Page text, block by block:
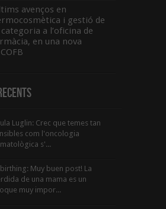
avenços en
i gestió de
categoria a l’oficina de
en una nova
Luglin: Crec que temes tan
com l'oncologia
s'...
Muy buen post! La
de una mama es un
muy impor...